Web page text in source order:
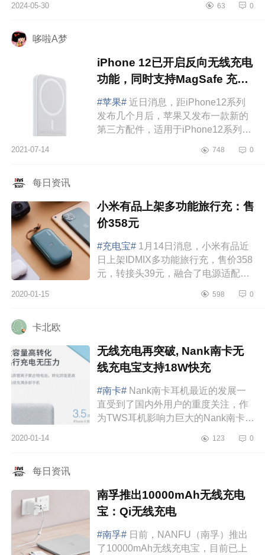
的充电宝质量好而且耐用？安克旅行
2024-05-30 63 0
哆啦A梦
iPhone 12已开启反向无线充电
功能，同时支持MagSafe 充电
宝
#苹果# 近日消息，距iPhone12系列
发布几个月后，苹果又发布一款新的
第三方配件，适用于iPhone12系列的
11.13Wh，有线15W功率，无线功率
2021-07-14 748 0
每日资讯
小米有品上架多功能旅行充：售
价358元
#充电宝# 1月14日消息，小米有品近
日上架IDMIX多功能旅行充，售价358
元，转接头39元，融合了电源适配
可以选配英规、欧规、澳规转接头。
2020-01-15 598 0
卡北欧
无线充电再突破, Nank南卡无
线充电宝支持18W快充
#南卡# Nank南卡耳机最近的发展一
直受到了国内外用户的重度关注，作
为TWS耳机影响力巨大的Nank南卡耳
全球化战略计划。而随着南卡Nank的
2020-01-14 123 0
每日资讯
南孚推出10000mAh无线充电
宝：Qi无线充电
#南孚# 日前，NANFU（南孚）推出
了10000mAh无线充电宝，目前已上